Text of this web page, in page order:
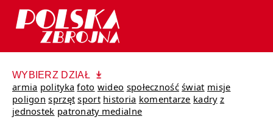
WYBIERZ DZIAŁ
armia polityka foto wideo społeczność świat misje
poligon sprzęt sport historia komentarze kadry z
jednostek patronaty medialne